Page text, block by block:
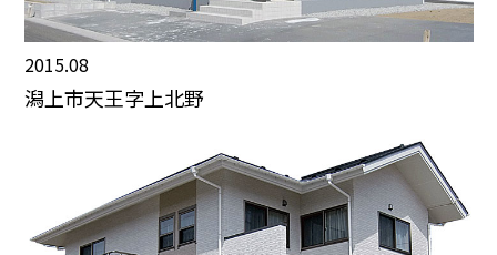
2015.08
潟上市天王字上北野